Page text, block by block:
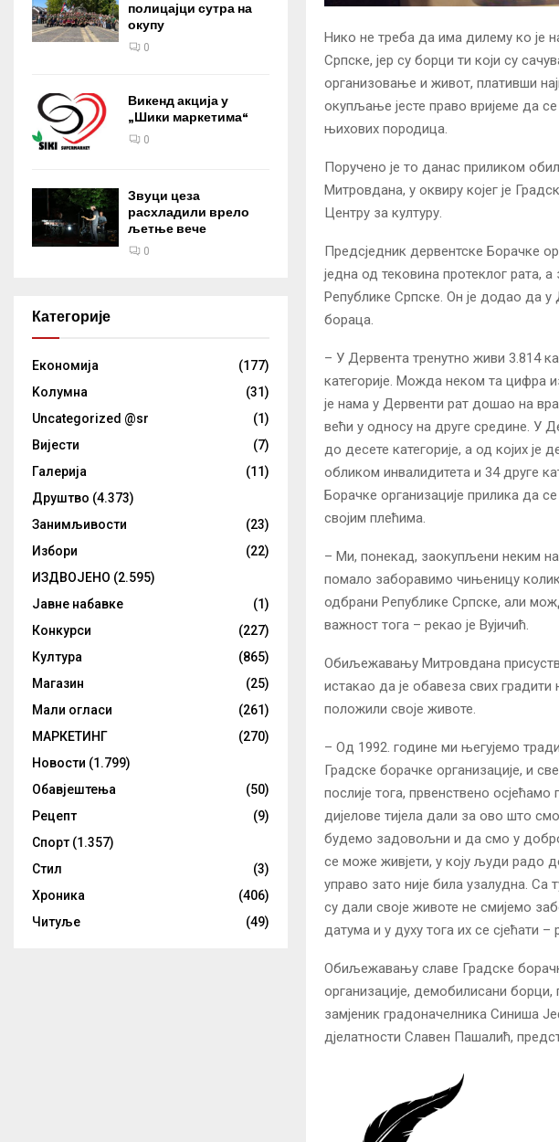
Нико не треба да има дилему ко је
Српске, јер су борци ти који су
организовање и живот, плативши
окупљање јесте право вријеме да
њихових породица.
Поручено је то данас приликом
Митровдана, у оквиру којег је
Центру за културу.
Предсједник дервентске Борачке
једна од тековина протеклог рата,
Републике Српске. Он је додао да у
бораца.
– У Дервента тренутно живи 3.814
категорије. Можда неком та цифра
је нама у Дервенти рат дошао на
већи у односу на друге средине. У
до десете категорије, а од којих је
обликом инвалидитета и 34 друге
Борачке организације прилика да
својим плећима.
– Ми, понекад, заокупљени неким
помало заборавимо чињеницу
одбрани Републике Српске, али
важност тога – рекао је Вујичић.
Обиљежавању Митровдана
истакао да је обавеза свих
положили своје животе.
– Од 1992. године ми његујемо
Градске борачке организације, и
послије тога, првенствено
дијелове тијела дали за ово што
будемо задовољни и да смо у
се може живјети, у коју људи радо
управо зато није била узалудна.
су дали своје животе не смијемо
датума и у духу тога их се сјећати –
Обиљежавању славе Градске
организације, демобилисани
замјеник градоначелника Синиша
дјелатности Славен Пашалић,
полицајци сутра на
окупу
0
Викенд акција у
„Шики маркетима“
0
Звуци цеза
расхладили врело
љетње вече
0
Категорије
Eкономија
(177)
Kолумнa
(31)
Uncategorized @sr
(1)
Вијести
(7)
Галерија
(11)
Друштво (4.373)
Занимљивости
(23)
Избори
(22)
ИЗДВОЈЕНО (2.595)
Јавне набавке
(1)
Конкурси
(227)
Култура
(865)
Магазин
(25)
Мали огласи
(261)
МАРКЕТИНГ
(270)
Новости (1.799)
Обавјештења
(50)
Рецепт
(9)
Спорт (1.357)
Стил
(3)
Хроника
(406)
Читуље
(49)